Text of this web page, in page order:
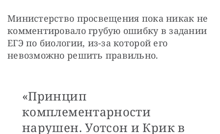
Министерство просвещения пока никак не
комментировало грубую ошибку в задании
ЕГЭ по биологии, из-за которой его
невозможно решить правильно.
«Принцип
комплементарности
нарушен. Уотсон и Крик в